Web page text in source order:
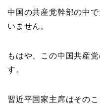
中国の共産党幹部の中
いません。
もはや、この中国共産
す。
習近平国家主席はその